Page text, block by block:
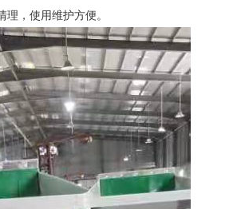
，使用维护方便。